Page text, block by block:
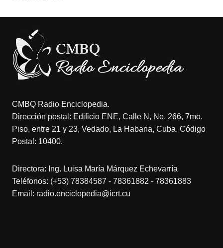
CMBQ Radio Enciclopedia.
Dirección postal: Edificio ENE, Calle N, No. 266, 7mo.
Piso, entre 21 y 23, Vedado, La Habana, Cuba. Código
Postal: 10400.
Directora: Ing. Luisa María Márquez Echevarría
Teléfonos: (+53) 78384587 - 78361882 - 78361883
Email: radio.enciclopedia@icrt.cu